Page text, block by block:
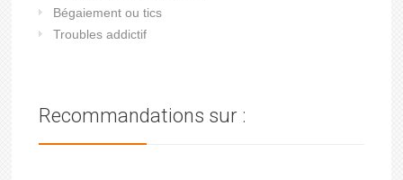
Bégaiement ou tics
Troubles addictif
Recommandations sur :